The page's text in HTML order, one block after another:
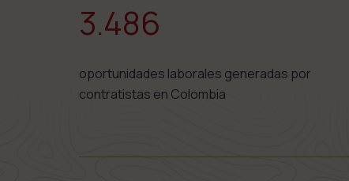
3.486
oportunidades laborales generadas por
contratistas en Colombia